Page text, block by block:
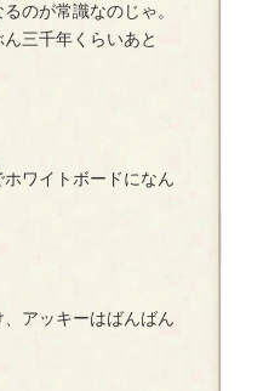
のが常識なのじゃ。
三千年くらいあと
ワイトボードになん
アッキーはばんばん